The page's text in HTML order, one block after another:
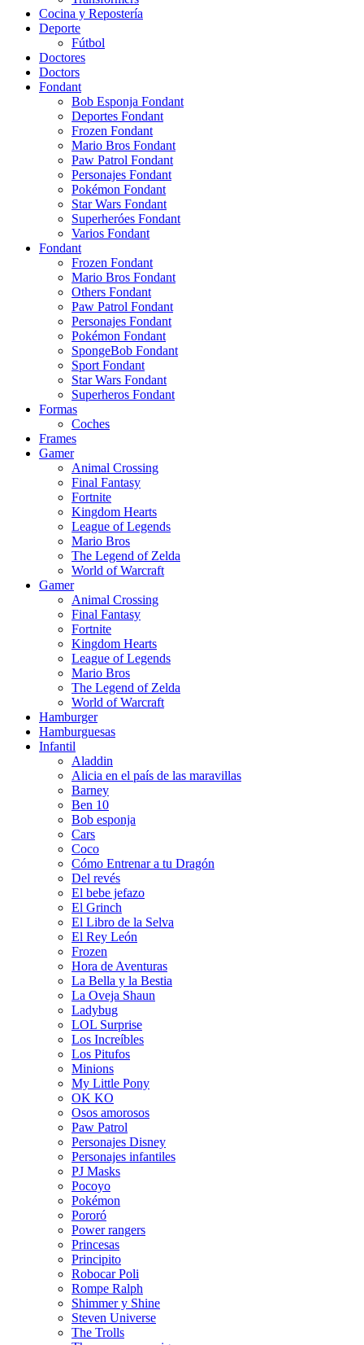
Cocina y Repostería
Deporte
Fútbol
Doctores
Doctors
Fondant
Bob Esponja Fondant
Deportes Fondant
Frozen Fondant
Mario Bros Fondant
Paw Patrol Fondant
Personajes Fondant
Pokémon Fondant
Star Wars Fondant
Superheróes Fondant
Varios Fondant
Fondant
Frozen Fondant
Mario Bros Fondant
Others Fondant
Paw Patrol Fondant
Personajes Fondant
Pokémon Fondant
SpongeBob Fondant
Sport Fondant
Star Wars Fondant
Superheros Fondant
Formas
Coches
Frames
Gamer
Animal Crossing
Final Fantasy
Fortnite
Kingdom Hearts
League of Legends
Mario Bros
The Legend of Zelda
World of Warcraft
Gamer
Animal Crossing
Final Fantasy
Fortnite
Kingdom Hearts
League of Legends
Mario Bros
The Legend of Zelda
World of Warcraft
Hamburger
Hamburguesas
Infantil
Aladdin
Alicia en el país de las maravillas
Barney
Ben 10
Bob esponja
Cars
Coco
Cómo Entrenar a tu Dragón
Del revés
El bebe jefazo
El Grinch
El Libro de la Selva
El Rey León
Frozen
Hora de Aventuras
La Bella y la Bestia
La Oveja Shaun
Ladybug
LOL Surprise
Los Increíbles
Los Pitufos
Minions
My Little Pony
OK KO
Osos amorosos
Paw Patrol
Personajes Disney
Personajes infantiles
PJ Masks
Pocoyo
Pokémon
Pororó
Power rangers
Princesas
Principito
Robocar Poli
Rompe Ralph
Shimmer y Shine
Steven Universe
The Trolls